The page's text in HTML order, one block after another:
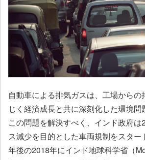
自動車による排気ガスは、工場からの
じく経済成長と共に深刻化した環境問
この問題を解決すべく、インド政府
ス減少を目的とした車両規制をスタ
年後の2018年にインド地球科学省（